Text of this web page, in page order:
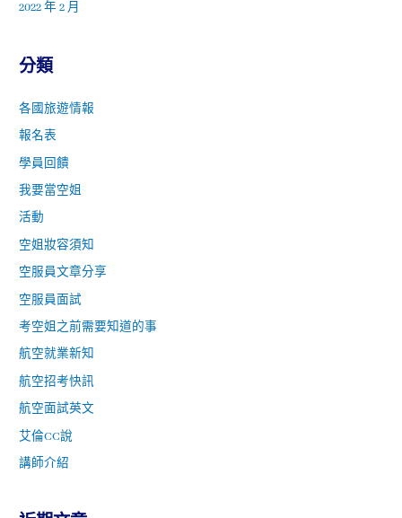
2022 年 2 月
分類
各國旅遊情報
報名表
學員回饋
我要當空姐
活動
空姐妝容須知
空服員文章分享
空服員面試
考空姐之前需要知道的事
航空就業新知
航空招考快訊
航空面試英文
艾倫CC說
講師介紹